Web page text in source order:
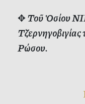
✥Τοῦ Ὁσίου
Ρώσου.